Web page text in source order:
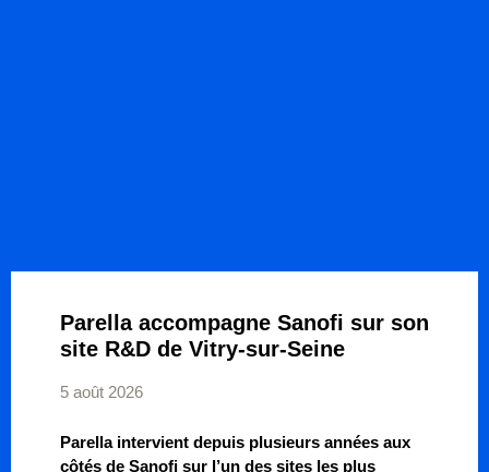
Parella accompagne Sanofi sur son
site R&D de Vitry-sur-Seine
5 août 2026
Parella intervient depuis plusieurs années aux
côtés de Sanofi sur l’un des sites les plus